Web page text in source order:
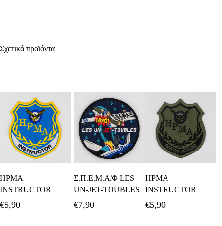
Σχετικά προϊόντα
Καλάθι
HPMA
INSTRUCTOR
€5,90
Καλάθι
Σ.Π.Ε.Μ.Α/Φ LES
UN-JET-TOUBLES
€7,90
Καλάθι
HPMA
INSTRUCTOR
€5,90